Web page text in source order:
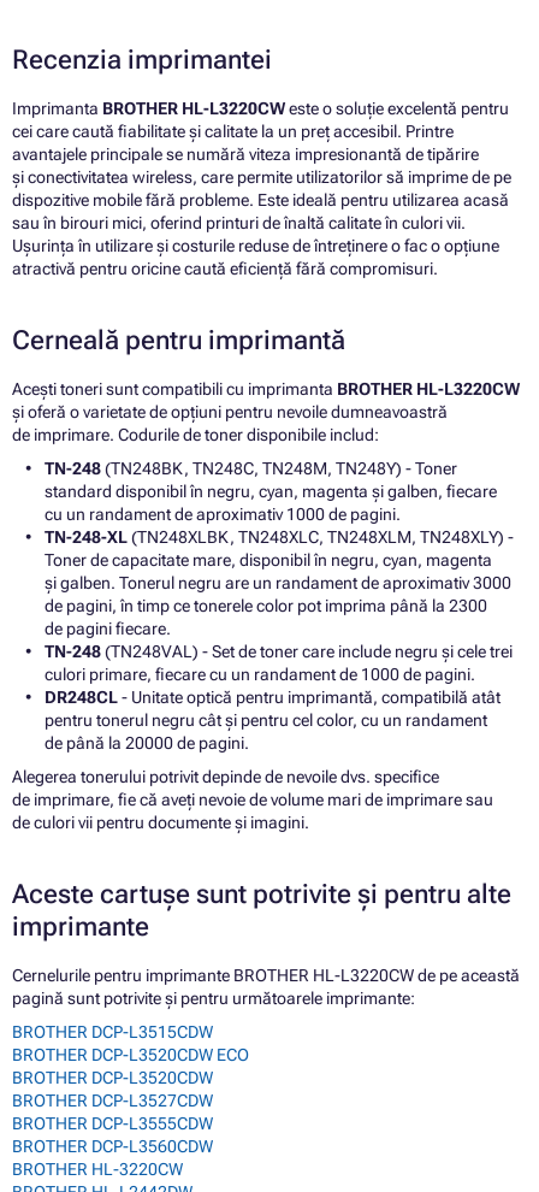
Recenzia imprimantei
Imprimanta BROTHER HL-L3220CWeste o soluție excelentă pentru
cei care caută fiabilitate și calitate la un preț accesibil. Printre
avantajele principale se numără viteza impresionantă de tipărire
și conectivitatea wireless, care permite utilizatorilor să imprime de pe
dispozitive mobile fără probleme. Este ideală pentru utilizarea acasă
sau în birouri mici, oferind printuri de înaltă calitate în culori vii.
Ușurința în utilizare și costurile reduse de întreținere o fac o opțiune
atractivă pentru oricine caută eficiență fără compromisuri.
Cerneală pentru imprimantă
Acești toneri sunt compatibili cu imprimanta BROTHER HL-L3220CW
și oferă o varietate de opțiuni pentru nevoile dumneavoastră
de imprimare. Codurile de toner disponibile includ:
TN-248(TN248BK, TN248C, TN248M, TN248Y) - Toner
standard disponibil în negru, cyan, magenta și galben, fiecare
cu un randament de aproximativ 1000 de pagini.
TN-248-XL(TN248XLBK, TN248XLC, TN248XLM, TN248XLY) -
Toner de capacitate mare, disponibil în negru, cyan, magenta
și galben. Tonerul negru are un randament de aproximativ 3000
de pagini, în timp ce tonerele color pot imprima până la 2300
de pagini fiecare.
TN-248(TN248VAL) - Set de toner care include negru și cele trei
culori primare, fiecare cu un randament de 1000 de pagini.
DR248CL- Unitate optică pentru imprimantă, compatibilă atât
pentru tonerul negru cât și pentru cel color, cu un randament
de până la 20000 de pagini.
Alegerea tonerului potrivit depinde de nevoile dvs. specifice
de imprimare, fie că aveți nevoie de volume mari de imprimare sau
de culori vii pentru documente și imagini.
Aceste cartușe sunt potrivite și pentru alte
imprimante
Cernelurile pentru imprimante BROTHER HL-L3220CW de pe această
pagină sunt potrivite și pentru următoarele imprimante:
BROTHER DCP-L3515CDW
BROTHER DCP-L3520CDW ECO
BROTHER DCP-L3520CDW
BROTHER DCP-L3527CDW
BROTHER DCP-L3555CDW
BROTHER DCP-L3560CDW
BROTHER HL-3220CW